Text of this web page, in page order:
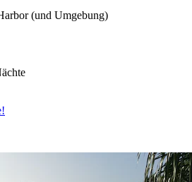
(und Umgebung)